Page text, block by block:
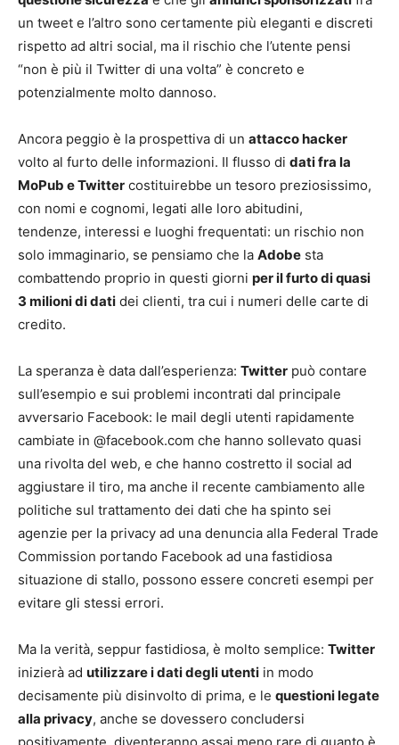
un tweet e l’altro sono certamente più eleganti e discreti
rispetto ad altri social, ma il rischio che l’utente pensi
“non è più il Twitter di una volta” è concreto e
potenzialmente molto dannoso.
Ancora peggio è la prospettiva di un attacco hacker
volto al furto delle informazioni. Il flusso di dati fra la
MoPub e Twitter costituirebbe un tesoro preziosissimo,
con nomi e cognomi, legati alle loro abitudini,
tendenze, interessi e luoghi frequentati: un rischio non
solo immaginario, se pensiamo che la Adobe sta
combattendo proprio in questi giorni per il furto di quasi
3 milioni di dati dei clienti, tra cui i numeri delle carte di
credito.
La speranza è data dall’esperienza: Twitter può contare
sull’esempio e sui problemi incontrati dal principale
avversario Facebook: le mail degli utenti rapidamente
cambiate in @facebook.com che hanno sollevato quasi
una rivolta del web, e che hanno costretto il social ad
aggiustare il tiro, ma anche il recente cambiamento alle
politiche sul trattamento dei dati che ha spinto sei
agenzie per la privacy ad una denuncia alla Federal Trade
Commission portando Facebook ad una fastidiosa
situazione di stallo, possono essere concreti esempi per
evitare gli stessi errori.
Ma la verità, seppur fastidiosa, è molto semplice: Twitter
inizierà ad utilizzare i dati degli utenti in modo
decisamente più disinvolto di prima, e le questioni legate
alla privacy, anche se dovessero concludersi